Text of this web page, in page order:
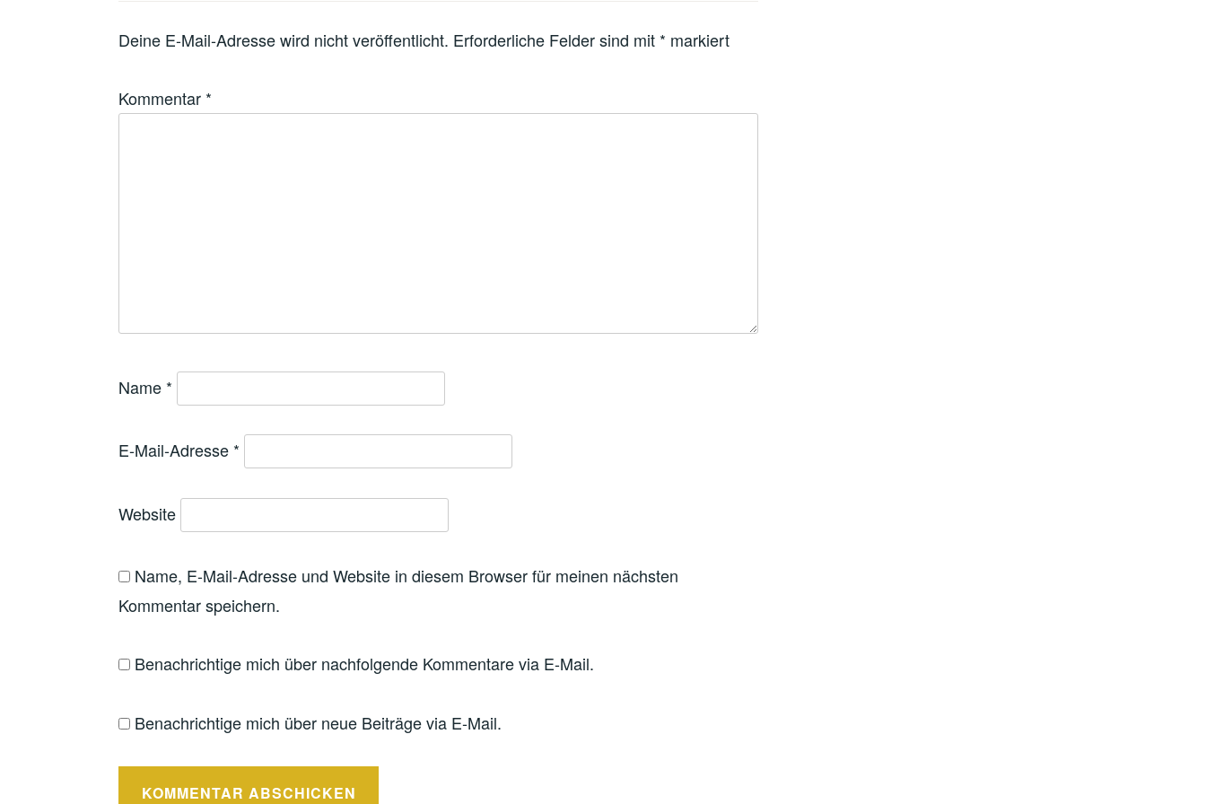
Deine E-Mail-Adresse wird nicht veröffentlicht. Erforderliche Felder sind mit * markiert
Kommentar *
Name *
E-Mail-Adresse *
Website
Name, E-Mail-Adresse und Website in diesem Browser für meinen nächsten
Kommentar speichern.
Benachrichtige mich über nachfolgende Kommentare via E-Mail.
Benachrichtige mich über neue Beiträge via E-Mail.